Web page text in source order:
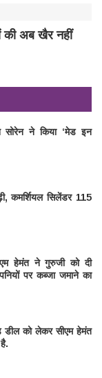
की अब खैर नहीं
सोरेन ने किया ‘मेड इन
कमर्शियल सिलेंडर 115
हेमंत ने गुरुजी को दी
पर कब्जा जमाने का
डील को लेकर सीएम हेमंत